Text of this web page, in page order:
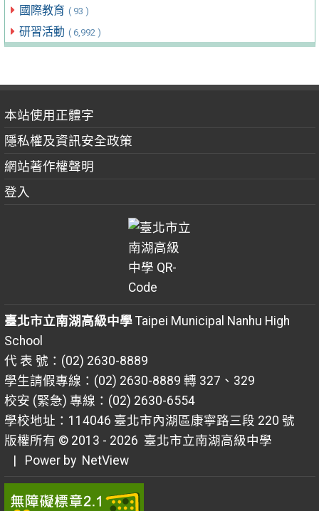
國際教育 ( 93 )
研習活動 ( 6,992 )
本站使用正體字
隱私權及資訊安全政策
網站著作權聲明
登入
臺北市立南湖高級中學Taipei Municipal Nanhu High
School
代 表 號：(02) 2630-8889
學生請假專線：(02) 2630-8889 轉 327、329
校安 (緊急) 專線：(02) 2630-6554
學校地址：114046 臺北市內湖區康寧路三段 220 號
版權所有 © 2013 - 2026 臺北市立南湖高級中學
| Power by NetView